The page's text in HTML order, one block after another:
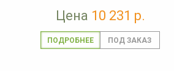
Цена 10 231 р.
ПОДРОБНЕЕ